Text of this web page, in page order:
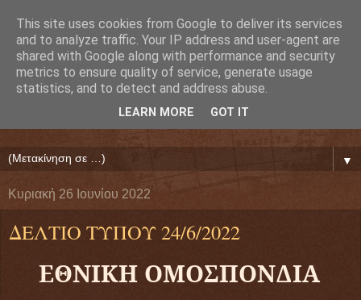
Ευάγγελος Κρητικός
ΠΡΟΕΔΡΟΣ ΕΘΝΙΚΗΣ ΟΜΟΣΠΟΝΔΙΑΣ ΔΑΝΕΙΟΛΗΠΤΩΝ
▼
Κυριακή 26 Ιουνίου 2022
ΔΕΛΤΙΟ ΤΥΠΟΥ 24/6/2022
ΕΘΝΙΚΗ ΟΜΟΣΠΟΝΔΙΑ
This site uses cookies from Google to deliver its services
and to analyze traffic. Your IP address and user-agent are
shared with Google along with performance and security
metrics to ensure quality of service, generate usage
statistics, and to detect and address abuse.
LEARN MORE GOT IT